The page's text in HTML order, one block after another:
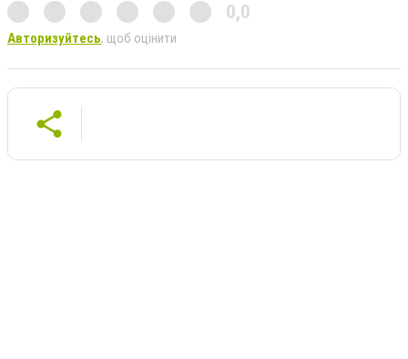
0,0
Авторизуйтесь, щоб оцінити